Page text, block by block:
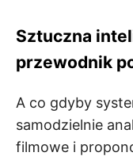
Sztuczna
przewodnik
A co gdyby
samodzielnie
filmowe i